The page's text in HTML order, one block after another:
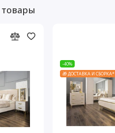
-40%
🎁 ДОСТАВКА И СБОРКА*